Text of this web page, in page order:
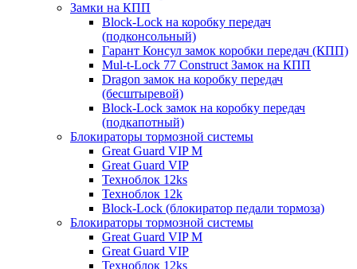
Замки на КПП
Block-Lock на коробку передач
(подконсольный)
Гарант Консул замок коробки передач (КПП)
Mul-t-Lock 77 Construct Замок на КПП
Dragon замок на коробку передач
(бесштыревой)
Block-Lock замок на коробку передач
(подкапотный)
Блокираторы тормозной системы
Great Guard VIP M
Great Guard VIP
Техноблок 12ks
Техноблок 12k
Block-Lock (блокиратор педали тормоза)
Блокираторы тормозной системы
Great Guard VIP M
Great Guard VIP
Техноблок 12ks